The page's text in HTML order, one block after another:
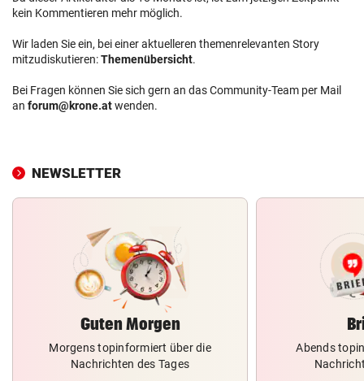
kein Kommentieren mehr möglich.
Wir laden Sie ein, bei einer aktuelleren themenrelevanten Story
mitzudiskutieren:Themenübersicht.
Bei Fragen können Sie sich gern an das Community-Team per Mail
an forum@krone.atwenden.
NEWSLETTER
Guten Morgen
Morgens topinformiert über die
Nachrichten des Tages
Abends